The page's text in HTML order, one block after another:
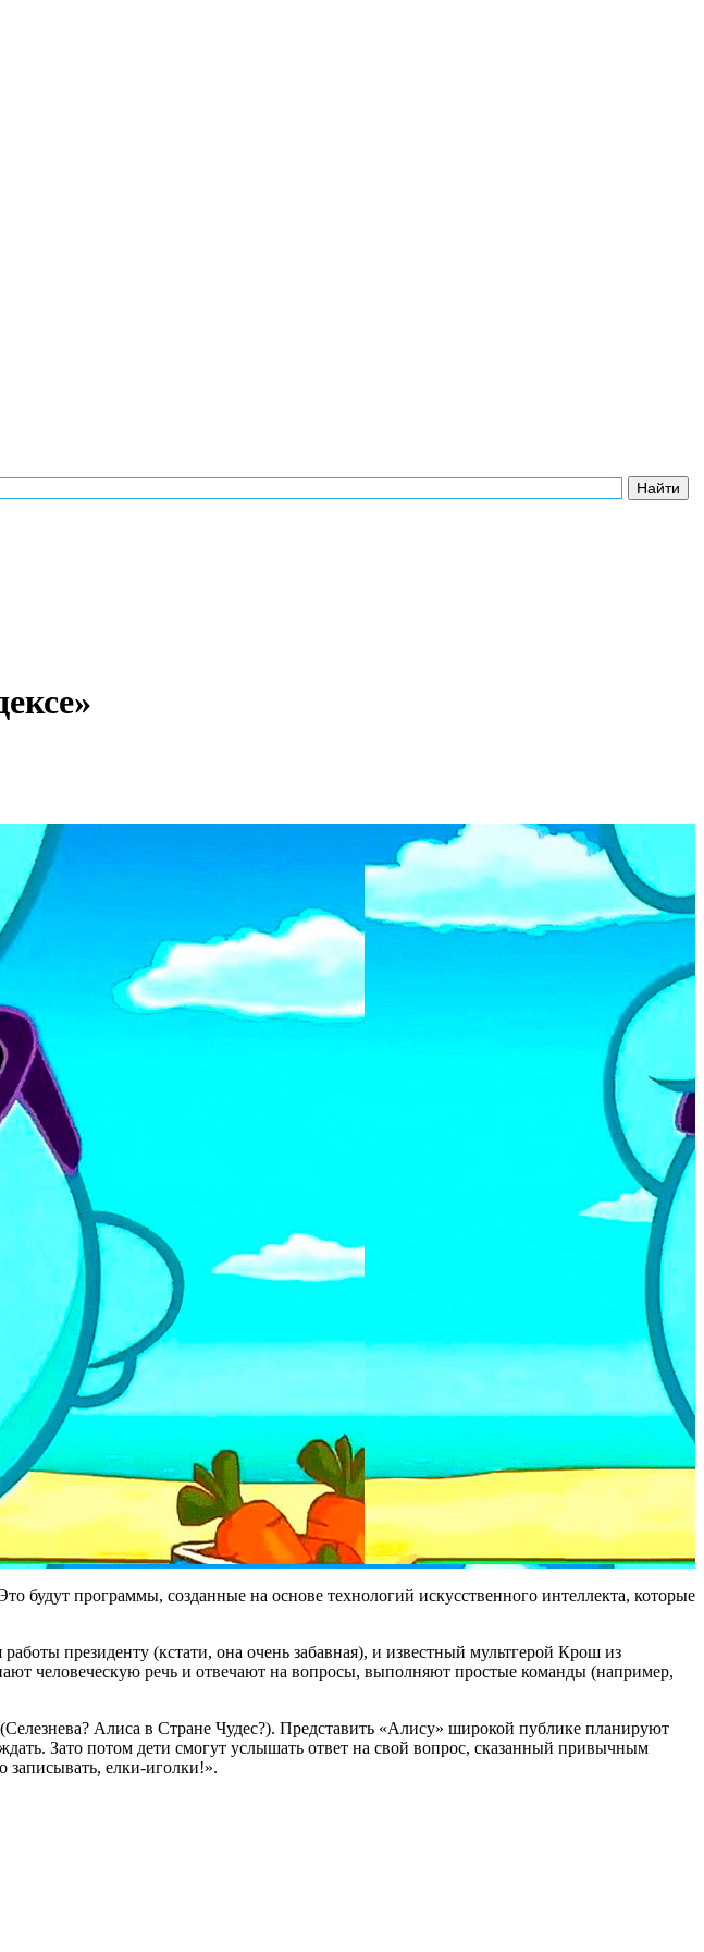
будут программы, созданные на основе технологий искусственного интеллекта, которые
президенту (кстати, она очень забавная), и известный мультгерой Крош из
человеческую речь и отвечают на вопросы, выполняют простые команды (например,
Алиса в Стране Чудес?). Представить «Алису» широкой публике планируют
Зато потом дети смогут услышать ответ на свой вопрос, сказанный привычным
елки-иголки!».